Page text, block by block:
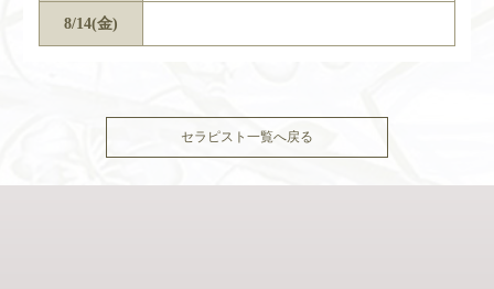
8/14(金)
セラピスト一覧へ戻る